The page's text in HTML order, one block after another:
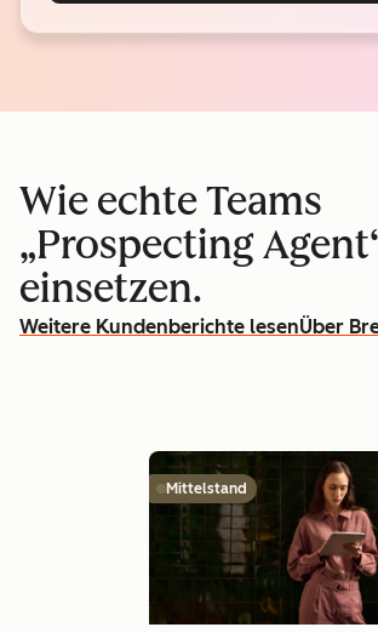
Wie echte Teams
„Prospecting
einsetzen.
Weitere Kundenberichte lesenÜber
Mittelstand